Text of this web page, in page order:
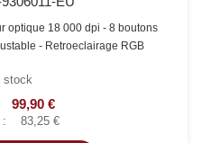
optique 18 000 dpi - 8 boutons
- Retroeclairage RGB
stock
99,90 €
: 83,25 €